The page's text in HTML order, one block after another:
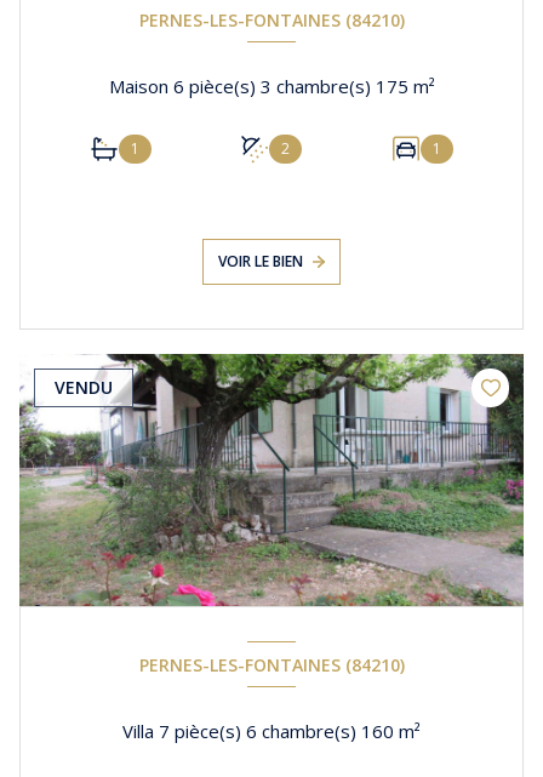
PERNES-LES-FONTAINES (84210)
Maison 6 pièce(s) 3 chambre(s) 175 m²
1 2 1
VOIR LE BIEN
VENDU
PERNES-LES-FONTAINES (84210)
Villa 7 pièce(s) 6 chambre(s) 160 m²